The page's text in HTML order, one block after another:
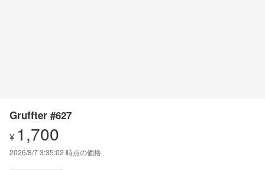
Gruffter #627
¥ 1,700
2026/8/7 3:35:02 時点の価格